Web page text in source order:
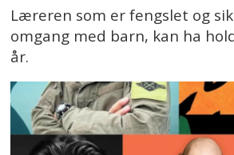
Læreren som er fengslet og
omgang med barn, kan ha
år.